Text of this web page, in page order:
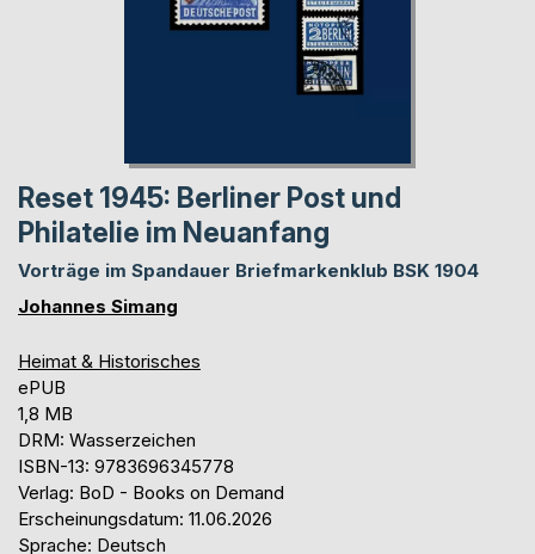
Reset 1945: Berliner Post und
Philatelie im Neuanfang
Vorträge im Spandauer Briefmarkenklub BSK 1904
Johannes Simang
Heimat & Historisches
ePUB
1,8 MB
DRM: Wasserzeichen
ISBN-13: 9783696345778
Verlag: BoD - Books on Demand
Erscheinungsdatum: 11.06.2026
Sprache: Deutsch